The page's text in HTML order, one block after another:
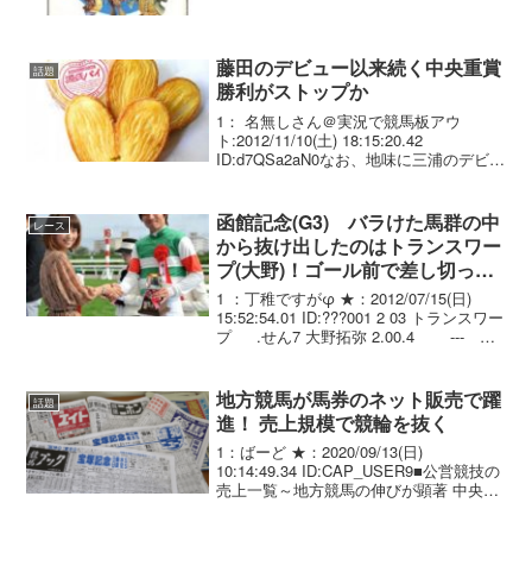
話題
藤田のデビュー以来続く中央重賞
勝利がストップか
1： 名無しさん＠実況で競馬板アウ
ト:2012/11/10(土) 18:15:20.42
ID:d7QSa2aN0なお、地味に三浦のデビュ
した。 藤田のは結構キツいな...
レース
函館記念(G3) バラけた馬群の中
から抜け出したのはトランスワー
プ(大野)！ゴール前で差し切って
重賞初制覇！
1 ：丁稚ですがφ ★：2012/07/15(日)
15:52:54.01 ID:???001 2 03 トランスワー
プ .せん7 大野拓弥 2.00.4 ---
話題
地方競馬が馬券のネット販売で躍
進！ 売上規模で競輪を抜く
1：ばーど ★：2020/09/13(日)
10:14:49.34 ID:CAP_USER9■公営競技の
売上一覧～地方競馬の伸びが顕著 中央競